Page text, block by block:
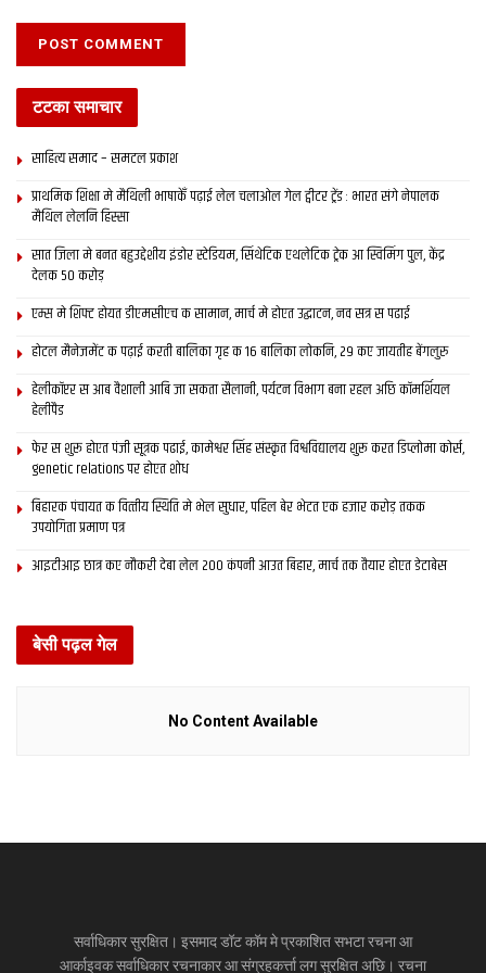
कार्यक्रम मे आगत अतिथि क स्वागत करैत मानव संसाधन विकास विभाग क
प्रधान सचिव अंजनी कुमार सिंह कहला जे राज्य क सबटा प्राथमिक,
आयोजन भ रहल अछि।
Tags: Bihar नीतीश
टटका समाचार
साहित्य समाद – समटल प्रकाश
प्राथमिक शि‍क्षा मे मैथि‍ली भाषाकेँ पढ़ाई लेल चलाओल गेल ट्वीटर ट्रेंड : भारत संगे नेपालक
मैथिल लेलनि हिस्सा
सात जिला मे बनत बहुउद्देशीय इंडोर स्‍टेडि‍यम, सिंथेटिक एथलेटिक ट्रेक आ स्विमिंग पुल, केंद्र
देलक 50 करोड़
एम्स मे शिफ्ट होयत डीएमसीएच क सामान, मार्च मे होएत उद्घाटन, नव सत्र स पढाई
होटल मैनेजमेंट क पढ़ाई करती बालिका गृह क 16 बालिका लोकनि, 29 कए जायतीह बेंगलुरु
हेलीकॉप्टर स आब वैशाली आबि जा सकता सैलानी, पर्यटन विभाग बना रहल अछि कॉमर्शियल
हेलीपैड
फेर स शुरू होएत पंजी सूत्रक पढाई, कामेश्वर सिंह संस्कृत विश्वविद्यालय शुरू करत डिप्लोमा कोर्स,
genetic relations पर होएत शोध
बिहारक पंचायत क वित्‍तीय स्थिति मे भेल सुधार, पहिल बेर भेटत एक हजार करोड़ तकक
उपयोगिता प्रमाण पत्र
आइटीआइ छात्र कए नौकरी देबा लेल 200 कंपनी आउत बिहार, मार्च तक तैयार होएत डेटाबेस
बेसी पढ़ल गेल
No Content Available
सर्वाधिकार सुरक्षित। इसमाद डॉट कॉम मे प्रकाशित सभटा रचना आ
आर्काइवक सर्वाधिकार रचनाकार आ संग्रहकर्त्ता लग सुरक्षित अछि। रचना